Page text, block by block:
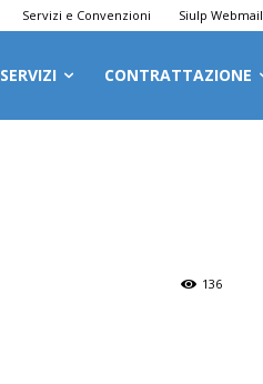
Servizi e Convenzioni Siulp Webmail
SERVIZI CONTRATTAZIONE
136